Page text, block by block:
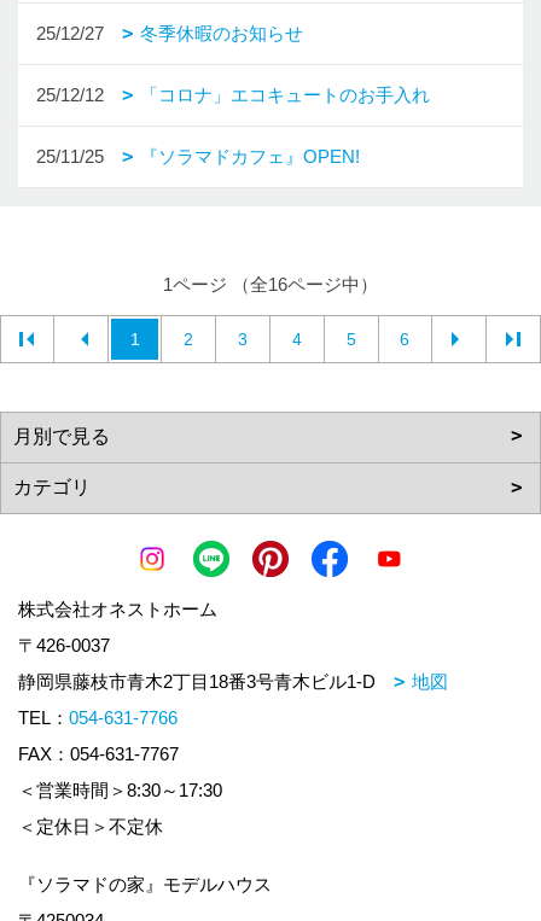
25/12/27 冬季休暇のお知らせ
25/12/12 「コロナ」エコキュートのお手入れ
25/11/25 『ソラマドカフェ』OPEN!
1ページ （全16ページ中）
1 2 3 4 5 6
株式会社オネストホーム
〒426-0037
静岡県藤枝市青木2丁目18番3号青木ビル1-D
地図
TEL： 054-631-7766
FAX：054-631-7767
＜営業時間＞8:30～17:30
＜定休日＞不定休
『ソラマドの家』モデルハウス